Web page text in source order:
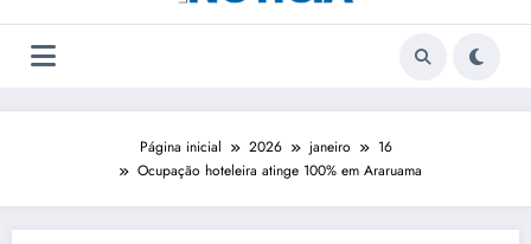
Página inicial 2026 janeiro
16
Ocupação hoteleira atinge 100% em Araruama